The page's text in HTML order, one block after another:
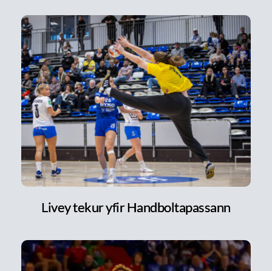
Livey tekur yfir Handboltapassann